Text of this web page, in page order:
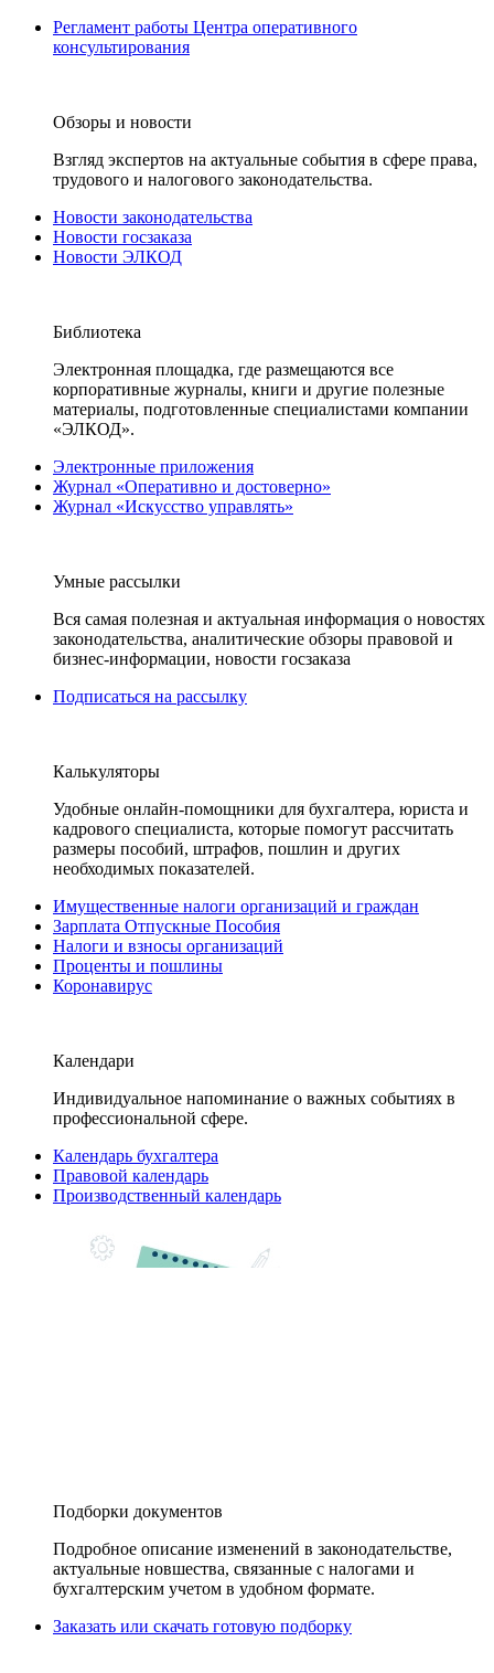
Регламент работы Центра оперативного
консультирования
Обзоры и новости
Взгляд экспертов на актуальные события в сфере права,
трудового и налогового законодательства.
Новости законодательства
Новости госзаказа
Новости ЭЛКОД
Библиотека
Электронная площадка, где размещаются все
корпоративные журналы, книги и другие полезные
материалы, подготовленные специалистами компании
«ЭЛКОД».
Электронные приложения
Журнал «Оперативно и достоверно»
Журнал «Искусство управлять»
Умные рассылки
Вся самая полезная и актуальная информация о новостях
законодательства, аналитические обзоры правовой и
бизнес-информации, новости госзаказа
Подписаться на рассылку
Калькуляторы
Удобные онлайн-помощники для бухгалтера, юриста и
кадрового специалиста, которые помогут рассчитать
размеры пособий, штрафов, пошлин и других
необходимых показателей.
Имущественные налоги организаций и граждан
Зарплата Отпускные Пособия
Налоги и взносы организаций
Проценты и пошлины
Коронавирус
Календари
Индивидуальное напоминание о важных событиях в
профессиональной сфере.
Календарь бухгалтера
Правовой календарь
Производственный календарь
Подборки документов
Подробное описание изменений в законодательстве,
актуальные новшества, связанные с налогами и
бухгалтерским учетом в удобном формате.
Заказать или скачать готовую подборку